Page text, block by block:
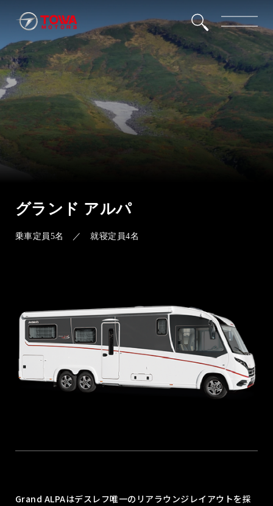
グランド アルパ
乗車定員5名 ／ 就寝定員4名
Grand ALPAはデスレフ唯一のリアラウンジレイアウトを採